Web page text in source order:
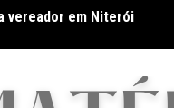
vereador em Niterói